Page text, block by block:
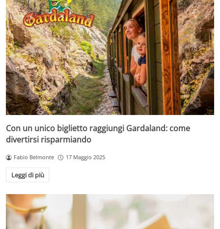
Con un unico biglietto raggiungi Gardaland: come
divertirsi risparmiando
Fabio Belmonte 17 Maggio 2025
Leggi di più